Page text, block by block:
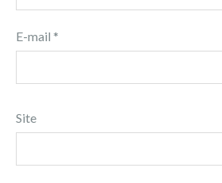
E-mail *
Site